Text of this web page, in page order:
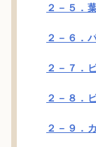
２－５．
２－６．
２－７．
２－８．
２－９．